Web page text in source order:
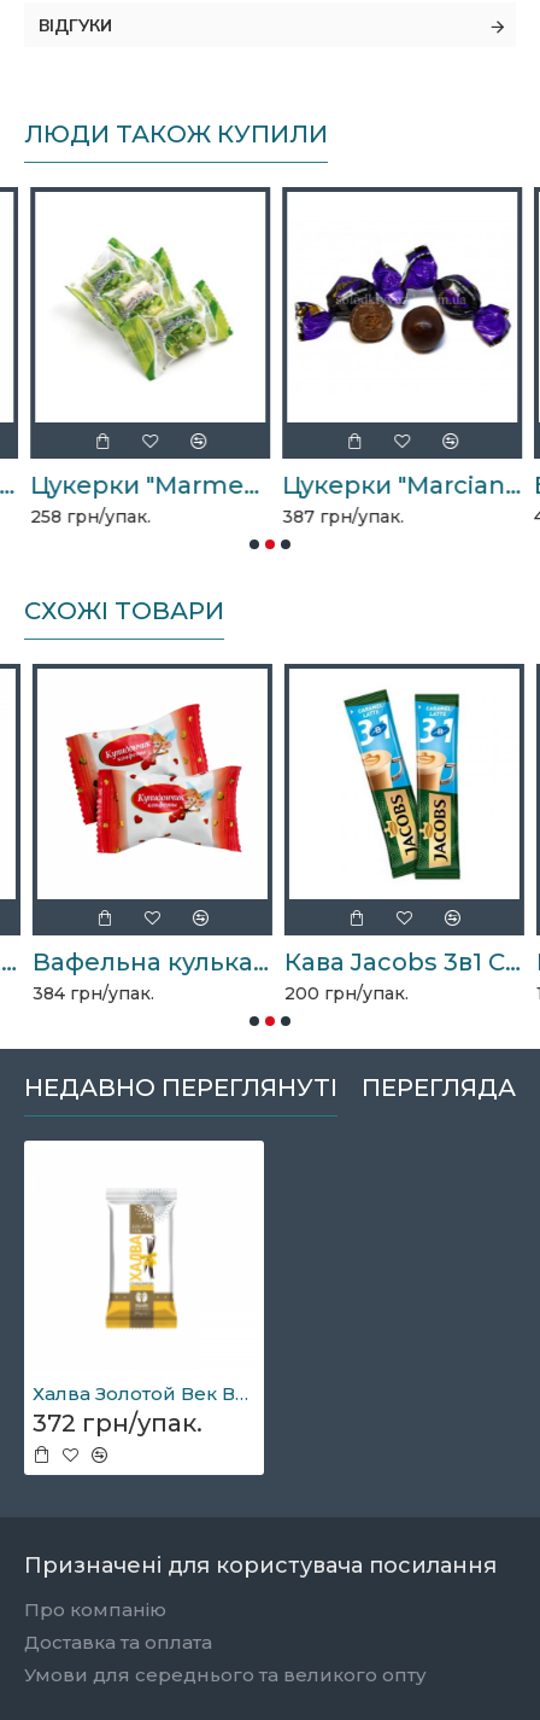
ВІДГУКИ
ЛЮДИ ТАКОЖ КУПИЛИ
1,5кг Цукерки "MarmeLady" яблуко 1,5кг
258 грн/упак.
Цукерки "Marciano" карамель 1,5кг
387 грн/упак.
СХОЖІ ТОВАРИ
1,5кг Вафельна кулька "Купідончик" 1,5кг
384 грн/упак.
Кава Jacobs 3в1 Caramel Latte 12,5г*24шт
200 грн/упак.
НЕДАВНО ПЕРЕГЛЯНУТІ
Халва Золотой Век Ванільна 1,5кг
372 грн/упак.
Призначені для користувача посилання
Про компанію
Доставка та оплата
Умови для середнього та великого опту